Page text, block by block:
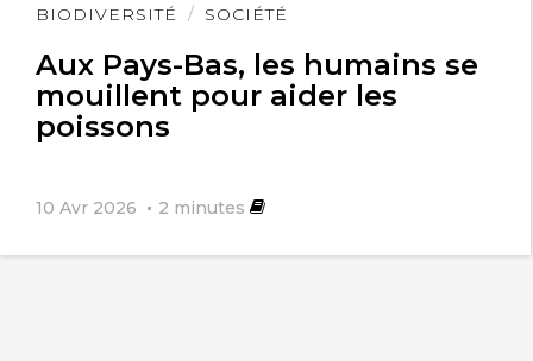
BIODIVERSITÉ SOCIÉTÉ
Aux Pays-Bas, les humains se
mouillent pour aider les
poissons
10 Avr 2026 2 minutes
Lire